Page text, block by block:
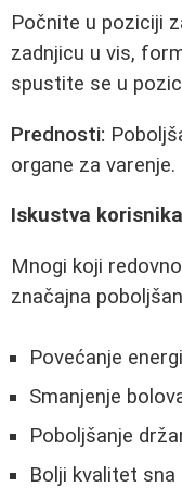
Počnite u poziciji
zadnjicu u vis,
spustite se u
Prednosti:
organe za varenje.
Iskustva korisnika
Mnogi koji
značajna
Povećanje
Smanjenje
Poboljšanje
Bolji kvalitet sna